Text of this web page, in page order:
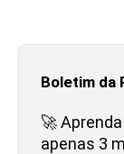
Boletim da
🚀
apenas 3